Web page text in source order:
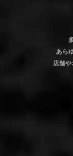
あら
店舗や